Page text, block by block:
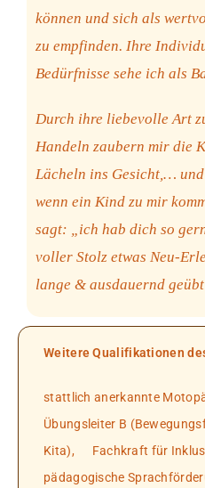
können und sich als
zu empfinden. Ihre
Bedürfnisse sehe ich als
Durch ihre liebevolle Art
Handeln zaubern mir die
Lächeln ins Gesicht,…
wenn ein Kind zu mir
sagt: „ich hab dich so
voller Stolz etwas Neu-
lange & ausdauernd
Weitere Qualifikationen
stattlich anerkannte
Übungsleiter B
Kita), Fachkraft für
pädagogische